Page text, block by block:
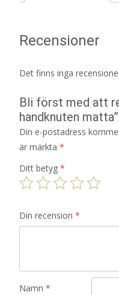
Recensioner
Det finns inga
Bli först med att
handknuten matta”
Din e-postadress
är märkta *
Ditt betyg *
Din recension *
Namn *